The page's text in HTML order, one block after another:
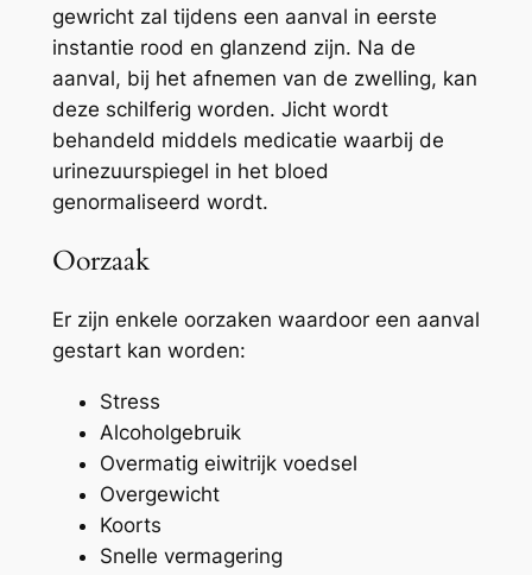
gewricht zal tijdens een aanval in eerste
instantie rood en glanzend zijn. Na de
aanval, bij het afnemen van de zwelling, kan
deze schilferig worden. Jicht wordt
behandeld middels medicatie waarbij de
urinezuurspiegel in het bloed
genormaliseerd wordt.
Oorzaak
Er zijn enkele oorzaken waardoor een aanval
gestart kan worden:
Stress
Alcoholgebruik
Overmatig eiwitrijk voedsel
Overgewicht
Koorts
Snelle vermagering